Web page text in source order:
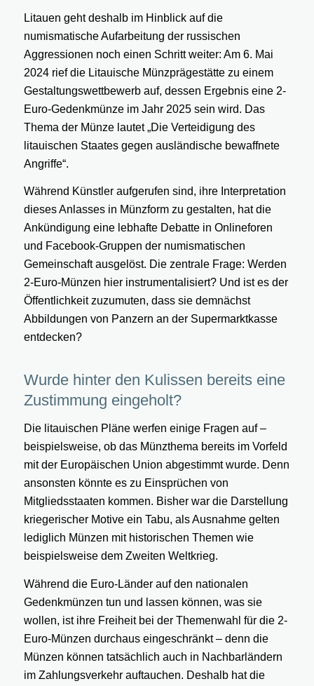
Litauen geht deshalb im Hinblick auf die
numismatische Aufarbeitung der russischen
Aggressionen noch einen Schritt weiter: Am 6. Mai
2024 rief die Litauische Münzprägestätte zu einem
Gestaltungswettbewerb auf, dessen Ergebnis eine 2-
Euro-Gedenkmünze im Jahr 2025 sein wird. Das
Thema der Münze lautet „Die Verteidigung des
litauischen Staates gegen ausländische bewaffnete
Angriffe“.
Während Künstler aufgerufen sind, ihre Interpretation
dieses Anlasses in Münzform zu gestalten, hat die
Ankündigung eine lebhafte Debatte in Onlineforen
und Facebook-Gruppen der numismatischen
Gemeinschaft ausgelöst. Die zentrale Frage: Werden
2-Euro-Münzen hier instrumentalisiert? Und ist es der
Öffentlichkeit zuzumuten, dass sie demnächst
Abbildungen von Panzern an der Supermarktkasse
entdecken?
Wurde hinter den Kulissen bereits eine
Zustimmung eingeholt?
Die litauischen Pläne werfen einige Fragen auf –
beispielsweise, ob das Münzthema bereits im Vorfeld
mit der Europäischen Union abgestimmt wurde. Denn
ansonsten könnte es zu Einsprüchen von
Mitgliedsstaaten kommen. Bisher war die Darstellung
kriegerischer Motive ein Tabu, als Ausnahme gelten
lediglich Münzen mit historischen Themen wie
beispielsweise dem Zweiten Weltkrieg.
Während die Euro-Länder auf den nationalen
Gedenkmünzen tun und lassen können, was sie
wollen, ist ihre Freiheit bei der Themenwahl für die 2-
Euro-Münzen durchaus eingeschränkt – denn die
Münzen können tatsächlich auch in Nachbarländern
im Zahlungsverkehr auftauchen. Deshalb hat die